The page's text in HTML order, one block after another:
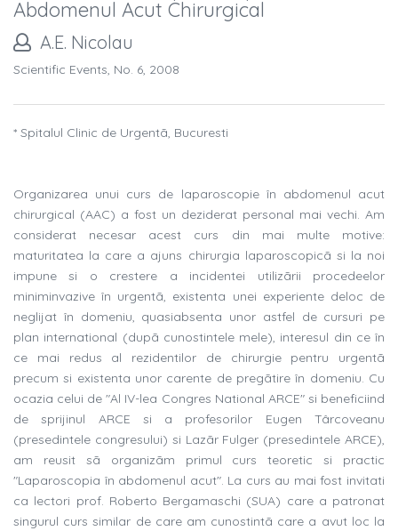
Abdomenul Acut Chirurgical
A.E. Nicolau
Scientific Events, No. 6, 2008
* Spitalul Clinic de Urgentã, Bucuresti
Organizarea unui curs de laparoscopie în abdomenul acut
chirurgical (AAC) a fost un deziderat personal mai vechi. Am
considerat necesar acest curs din mai multe motive:
maturitatea la care a ajuns chirurgia laparoscopicã si la noi
impune si o crestere a incidentei utilizãrii procedeelor
miniminvazive în urgentã, existenta unei experiente deloc de
neglijat în domeniu, quasiabsenta unor astfel de cursuri pe
plan international (dupã cunostintele mele), interesul din ce în
ce mai redus al rezidentilor de chirurgie pentru urgentã
precum si existenta unor carente de pregãtire în domeniu. Cu
ocazia celui de "Al IV-lea Congres National ARCE" si beneficiind
de sprijinul ARCE si a profesorilor Eugen Târcoveanu
(presedintele congresului) si Lazãr Fulger (presedintele ARCE),
am reusit sã organizãm primul curs teoretic si practic
"Laparoscopia în abdomenul acut". La curs au mai fost invitati
ca lectori prof. Roberto Bergamaschi (SUA) care a patronat
singurul curs similar de care am cunostintã care a avut loc la